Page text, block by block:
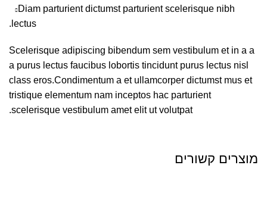
Diam parturient dictumst parturient scelerisque nibh
lectus.
Scelerisque adipiscing bibendum sem vestibulum et in a a
a purus lectus faucibus lobortis tincidunt purus lectus nisl
class eros.Condimentum a et ullamcorper dictumst mus et
tristique elementum nam inceptos hac parturient
scelerisque vestibulum amet elit ut volutpat.
מוצרים קשורים